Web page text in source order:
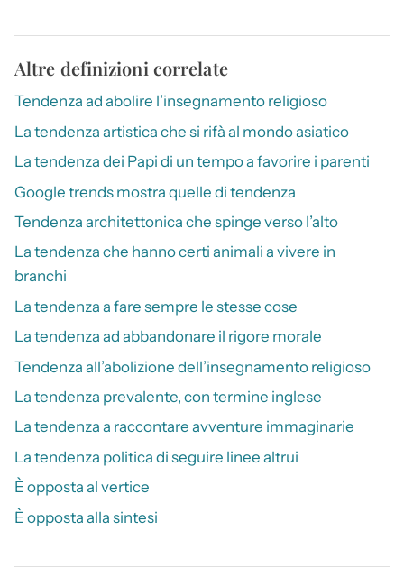
Altre definizioni correlate
Tendenza ad abolire l’insegnamento religioso
La tendenza artistica che si rifà al mondo asiatico
La tendenza dei Papi di un tempo a favorire i parenti
Google trends mostra quelle di tendenza
Tendenza architettonica che spinge verso l’alto
La tendenza che hanno certi animali a vivere in
branchi
La tendenza a fare sempre le stesse cose
La tendenza ad abbandonare il rigore morale
Tendenza all’abolizione dell’insegnamento religioso
La tendenza prevalente, con termine inglese
La tendenza a raccontare avventure immaginarie
La tendenza politica di seguire linee altrui
È opposta al vertice
È opposta alla sintesi